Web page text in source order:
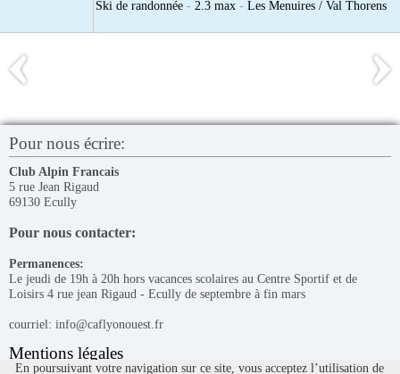
Ski de randonnée - 2.3 max - Les Menuires / Val Thorens
Pour nous écrire:
Club Alpin Francais
5 rue Jean Rigaud
69130 Ecully
Pour nous contacter:
Permanences:
Le jeudi de 19h à 20h hors vacances scolaires au Centre Sportif et de
Loisirs 4 rue jean Rigaud - Ecully de septembre à fin mars
courriel: info@caflyonouest.fr
Mentions légales
En poursuivant votre navigation sur ce site, vous acceptez l’utilisation de